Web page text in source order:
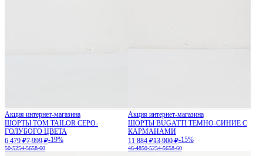
Акция интернет-магазина
ШОРТЫ TOM TAILOR СЕРО-
ГОЛУБОГО ЦВЕТА
6 479 ₽7 999 ₽-19%
50-5254-5658-60
Акция интернет-магазина
ШОРТЫ BUGATTI ТЕМНО-СИНИЕ С
КАРМАНАМИ
11 884 ₽13 900 ₽-15%
46-4850-5254-5658-60